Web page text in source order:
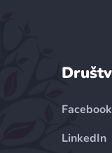
Facebook
LinkedIn